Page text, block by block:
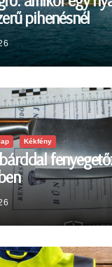
pihenésnél
Kékfény